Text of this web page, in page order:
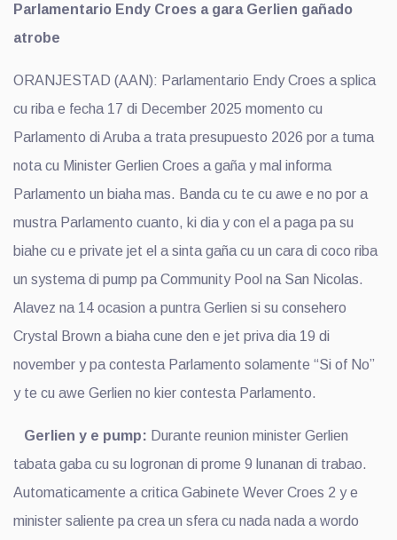
Parlamentario Endy Croes a gara Gerlien gañado
atrobe
ORANJESTAD (AAN): Parlamentario Endy Croes a splica
cu riba e fecha 17 di December 2025 momento cu
Parlamento di Aruba a trata presupuesto 2026 por a tuma
nota cu Minister Gerlien Croes a gaña y mal informa
Parlamento un biaha mas. Banda cu te cu awe e no por a
mustra Parlamento cuanto, ki dia y con el a paga pa su
biahe cu e private jet el a sinta gaña cu un cara di coco riba
un systema di pump pa Community Pool na San Nicolas.
Alavez na 14 ocasion a puntra Gerlien si su consehero
Crystal Brown a biaha cune den e jet priva dia 19 di
november y pa contesta Parlamento solamente “Si of No”
y te cu awe Gerlien no kier contesta Parlamento.
Gerlien y e pump: Durante reunion minister Gerlien
tabata gaba cu su logronan di prome 9 lunanan di trabao.
Automaticamente a critica Gabinete Wever Croes 2 y e
minister saliente pa crea un sfera cu nada nada a wordo